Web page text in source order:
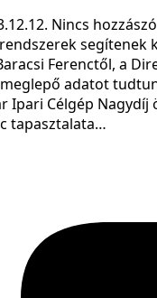
Nincs
segítenek
Ferenctől, a
adatot
Ipari Célgép Nagydíj
tapasztalata…